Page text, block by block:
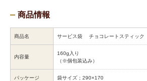
商品情報
商品名 サービス袋 チョコレートスティック
内容量
160g入り
（※個包装込み）
パッケージ 袋サイズ；290×170